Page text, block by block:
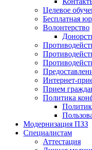
Целевое
Бесплатная
Волонтерство
Интернет-
Прием
Политика
Модернизация ПЗЗ
Специалистам
Аттестация